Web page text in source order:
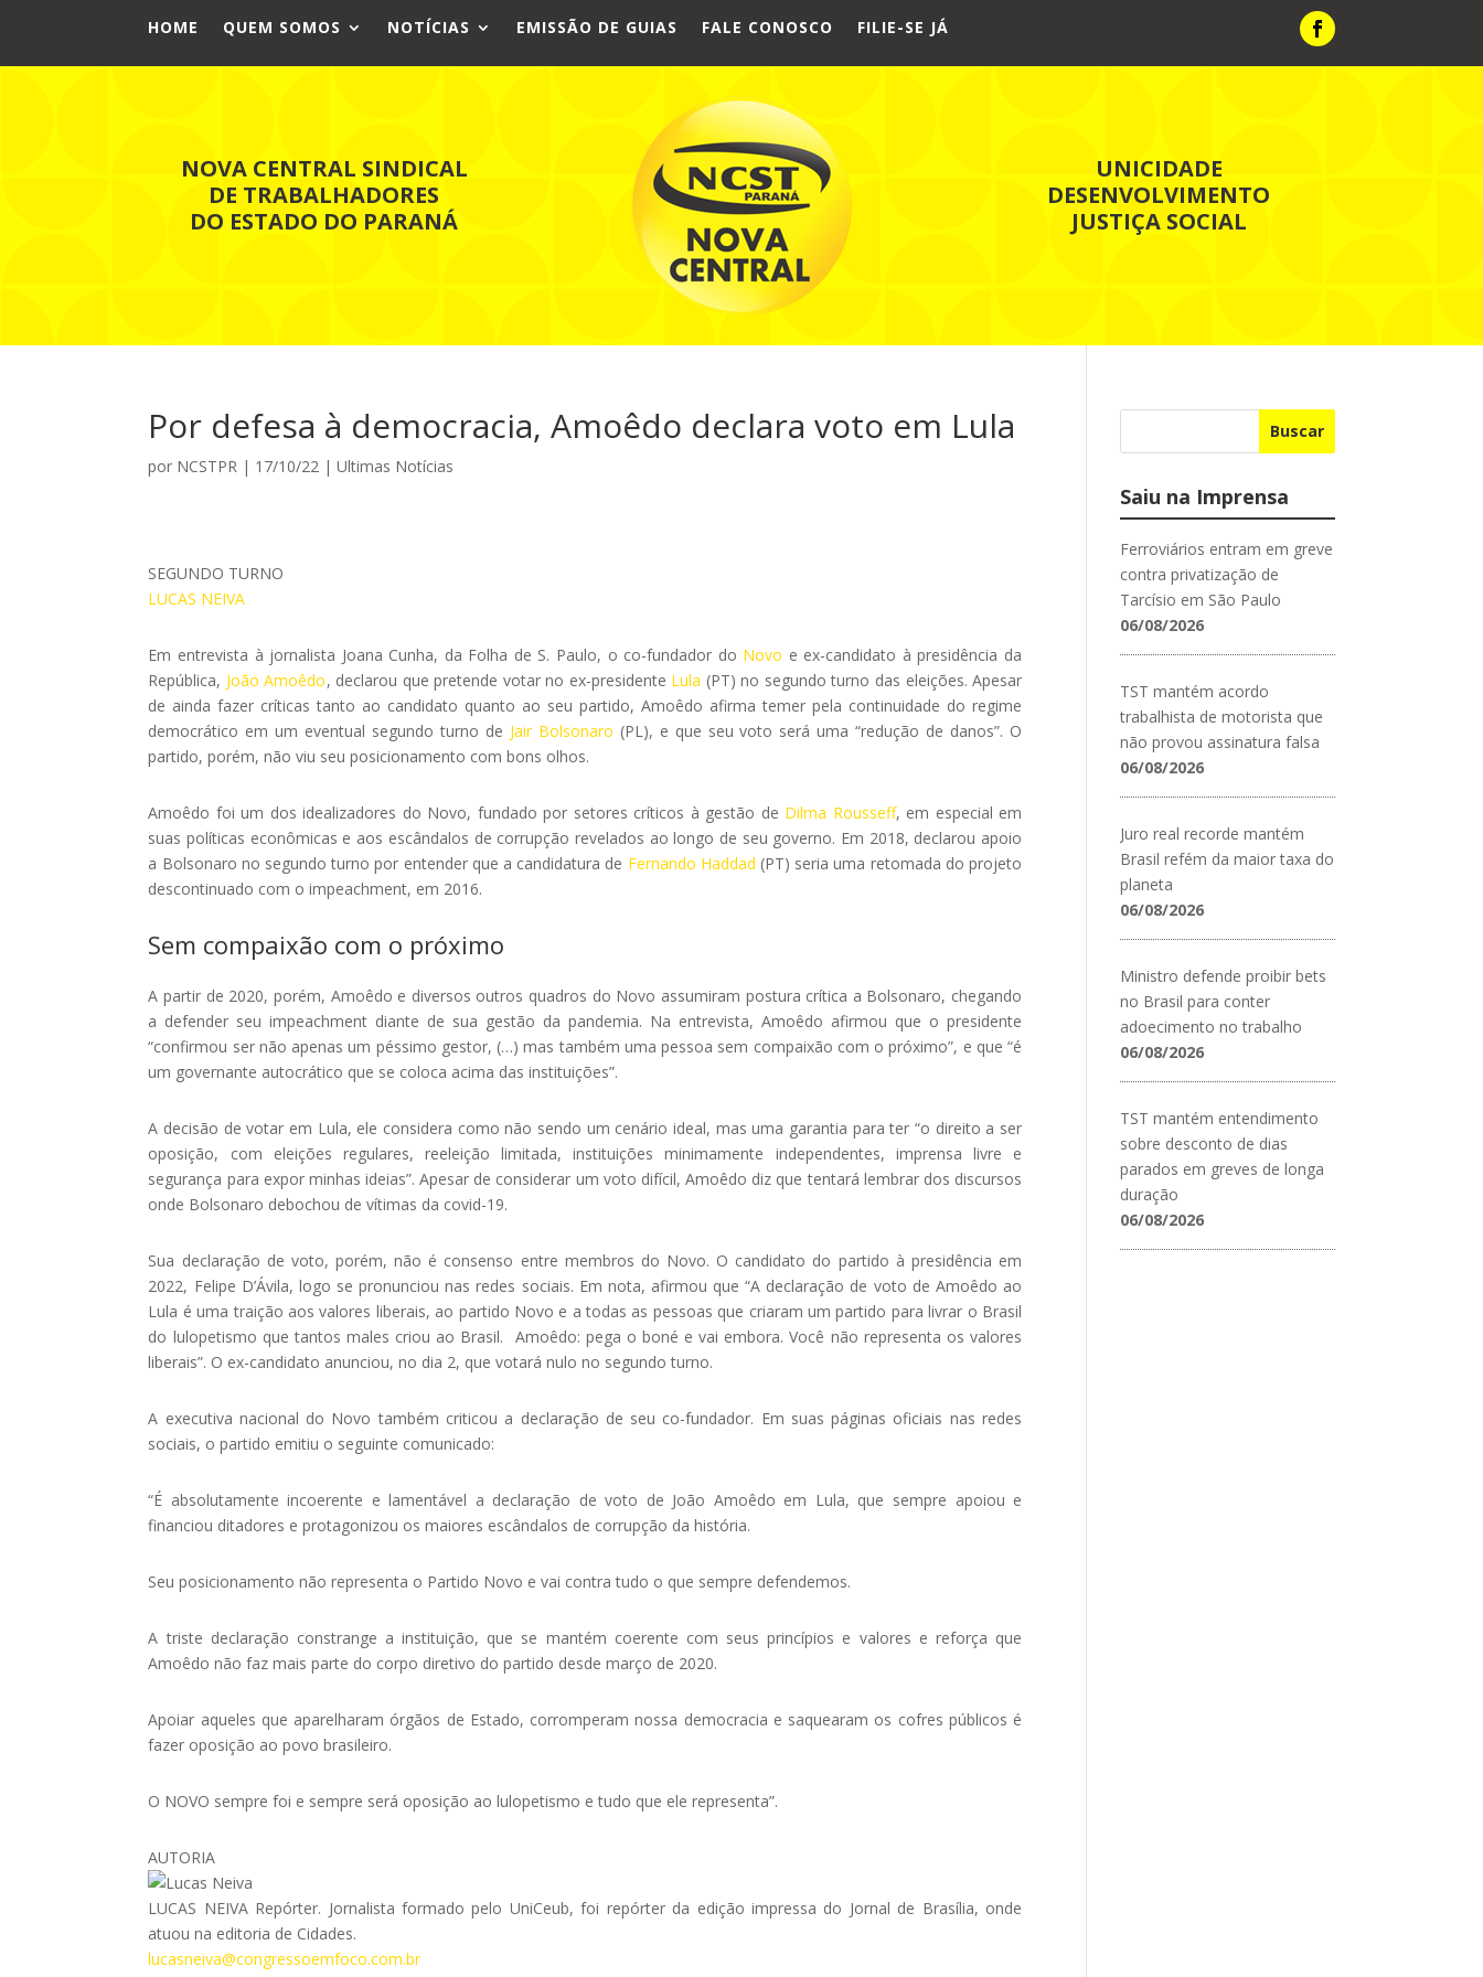
HOME QUEM SOMOS NOTÍCIAS EMISSÃO DE GUIAS FALE CONOSCO FILIE-SE JÁ
NOVA CENTRAL SINDICAL
DE TRABALHADORES
DO ESTADO DO PARANÁ
UNICIDADE
DESENVOLVIMENTO
JUSTIÇA SOCIAL
Por defesa à democracia, Amoêdo declara voto em Lula
por NCSTPR | 17/10/22 |Ultimas Notícias
SEGUNDO TURNO
LUCAS NEIVA
Em entrevista à jornalista Joana Cunha, da Folha de S. Paulo, o co-fundador do Novo e ex-candidato à presidência da
República, João Amoêdo, declarou que pretende votar no ex-presidente Lula (PT) no segundo turno das eleições. Apesar
de ainda fazer críticas tanto ao candidato quanto ao seu partido, Amoêdo afirma temer pela continuidade do regime
democrático em um eventual segundo turno de Jair Bolsonaro (PL), e que seu voto será uma “redução de danos”. O
partido, porém, não viu seu posicionamento com bons olhos.
Amoêdo foi um dos idealizadores do Novo, fundado por setores críticos à gestão de Dilma Rousseff, em especial em
suas políticas econômicas e aos escândalos de corrupção revelados ao longo de seu governo. Em 2018, declarou apoio
a Bolsonaro no segundo turno por entender que a candidatura de Fernando Haddad (PT) seria uma retomada do projeto
descontinuado com o impeachment, em 2016.
Sem compaixão com o próximo
A partir de 2020, porém, Amoêdo e diversos outros quadros do Novo assumiram postura crítica a Bolsonaro, chegando
a defender seu impeachment diante de sua gestão da pandemia. Na entrevista, Amoêdo afirmou que o presidente
“confirmou ser não apenas um péssimo gestor, (…) mas também uma pessoa sem compaixão com o próximo”, e que “é
um governante autocrático que se coloca acima das instituições”.
A decisão de votar em Lula, ele considera como não sendo um cenário ideal, mas uma garantia para ter “o direito a ser
oposição, com eleições regulares, reeleição limitada, instituições minimamente independentes, imprensa livre e
segurança para expor minhas ideias”. Apesar de considerar um voto difícil, Amoêdo diz que tentará lembrar dos discursos
onde Bolsonaro debochou de vítimas da covid-19.
Sua declaração de voto, porém, não é consenso entre membros do Novo. O candidato do partido à presidência em
2022, Felipe D’Ávila, logo se pronunciou nas redes sociais. Em nota, afirmou que “A declaração de voto de Amoêdo ao
Lula é uma traição aos valores liberais, ao partido Novo e a todas as pessoas que criaram um partido para livrar o Brasil
do lulopetismo que tantos males criou ao Brasil. Amoêdo: pega o boné e vai embora. Você não representa os valores
liberais”. O ex-candidato anunciou, no dia 2, que votará nulo no segundo turno.
A executiva nacional do Novo também criticou a declaração de seu co-fundador. Em suas páginas oficiais nas redes
sociais, o partido emitiu o seguinte comunicado:
“É absolutamente incoerente e lamentável a declaração de voto de João Amoêdo em Lula, que sempre apoiou e
financiou ditadores e protagonizou os maiores escândalos de corrupção da história.
Seu posicionamento não representa o Partido Novo e vai contra tudo o que sempre defendemos.
A triste declaração constrange a instituição, que se mantém coerente com seus princípios e valores e reforça que
Amoêdo não faz mais parte do corpo diretivo do partido desde março de 2020.
Apoiar aqueles que aparelharam órgãos de Estado, corromperam nossa democracia e saquearam os cofres públicos é
fazer oposição ao povo brasileiro.
O NOVO sempre foi e sempre será oposição ao lulopetismo e tudo que ele representa”.
AUTORIA
LUCAS NEIVA Repórter. Jornalista formado pelo UniCeub, foi repórter da edição impressa do Jornal de Brasília, onde
atuou na editoria de Cidades.
lucasneiva@congressoemfoco.com.br
Buscar
Saiu na Imprensa
Ferroviários entram em greve
contra privatização de
Tarcísio em São Paulo
06/08/2026
TST mantém acordo
trabalhista de motorista que
não provou assinatura falsa
06/08/2026
Juro real recorde mantém
Brasil refém da maior taxa do
planeta
06/08/2026
Ministro defende proibir bets
no Brasil para conter
adoecimento no trabalho
06/08/2026
TST mantém entendimento
sobre desconto de dias
parados em greves de longa
duração
06/08/2026